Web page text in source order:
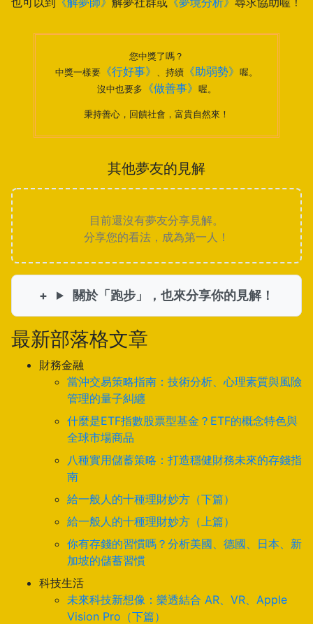
您中獎了嗎？
中獎一樣要 《行好事》 、持續 《助弱勢》 喔。
沒中也要多
《做善事》 喔。
秉持善心，回饋社會，富貴自然來！
其他夢友的見解
目前還沒有夢友分享見解。
分享您的看法，成為第一人！
關於「跑步」，也來分享你的見解！
最新部落格文章
財務金融
當沖交易策略指南：技術分析、心理素質與風險
管理的量子糾纏
什麼是ETF指數股票型基金？ETF的概念特色與
全球市場商品
八種實用儲蓄策略：打造穩健財務未來的存錢指
南
給一般人的十種理財妙方（下篇）
給一般人的十種理財妙方（上篇）
你有存錢的習慣嗎？分析美國、德國、日本、新
加坡的儲蓄習慣
科技生活
未來科技新想像：樂透結合 AR、VR、Apple
Vision Pro（下篇）